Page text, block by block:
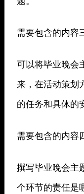
需要包含的内容
可以将毕业晚会
来，在活动策划
的任务和具体的
需要包含的内容
撰写毕业晚会主
个环节的责任是